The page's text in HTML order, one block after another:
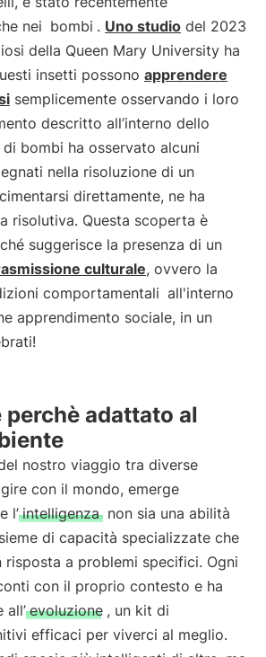
nei bombi . Uno studio del 2023
della Queen Mary University ha
insetti possono apprendere
semplicemente osservando i loro
descritto all’interno dello
bombi ha osservato alcuni
nella risoluzione di un
direttamente, ne ha
risolutiva. Questa scoperta è
suggerisce la presenza di un
culturale, ovvero la
comportamentali all'interno
apprendimento sociale, in un
adattato al
nostro viaggio tra diverse
con il mondo, emerge
l’ intelligenza non sia una abilità
di capacità specializzate che
risposta a problemi specifici. Ogni
con il proprio contesto e ha
evoluzione , un kit di
efficaci per viverci al meglio.